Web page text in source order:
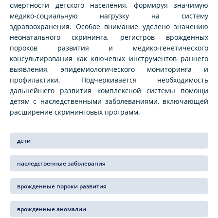
смертности детского населения, формируя значимую
медико‑социальную нагрузку на систему
здравоохранения. Особое внимание уделено значению
неонатального скрининга, регистров врожденных
пороков развития и медико‑генетического
консультирования как ключевых инструментов раннего
выявления, эпидемиологического мониторинга и
профилактики. Подчеркивается необходимость
дальнейшего развития комплексной системы помощи
детям с наследственными заболеваниями, включающей
расширение скрининговых программ.
дети
наследственные заболевания
врожденные пороки развития
врожденные аномалии